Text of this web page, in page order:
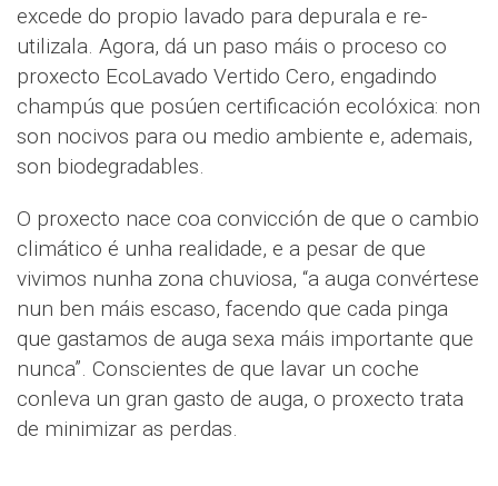
excede do propio lavado para depurala e re-
utilizala. Agora, dá un paso máis o proceso co
proxecto EcoLavado Vertido Cero, engadindo
champús que posúen certificación ecolóxica: non
son nocivos para ou medio ambiente e, ademais,
son biodegradables.
O proxecto nace coa convicción de que o cambio
climático é unha realidade, e a pesar de que
vivimos nunha zona chuviosa, “a auga convértese
nun ben máis escaso, facendo que cada pinga
que gastamos de auga sexa máis importante que
nunca”. Conscientes de que lavar un coche
conleva un gran gasto de auga, o proxecto trata
de minimizar as perdas.